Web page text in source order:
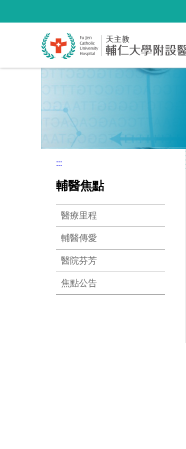
區
:::
輔醫焦點
醫療里程
輔醫傳愛
醫院芬芳
焦點公告